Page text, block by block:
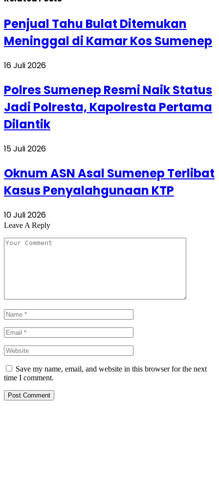
Penjual Tahu Bulat Ditemukan
Meninggal di Kamar Kos Sumenep
16 Juli 2026
Polres Sumenep Resmi Naik Status
Jadi Polresta, Kapolresta Pertama
Dilantik
15 Juli 2026
Oknum ASN Asal Sumenep Terlibat
Kasus Penyalahgunaan KTP
10 Juli 2026
Leave A Reply
Save my name, email, and website in this browser for the next
time I comment.